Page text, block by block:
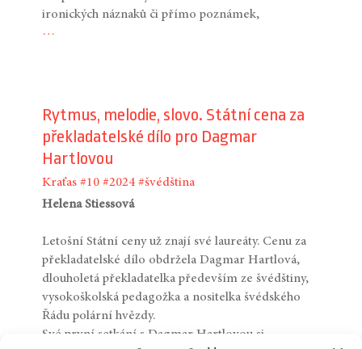
ironických náznaků či přímo poznámek,
…
Rytmus, melodie, slovo. Státní cena za
překladatelské dílo pro Dagmar
Hartlovou
Kraťas #10 #2024 #švédština
Helena Stiessová
Letošní Státní ceny už znají své laureáty. Cenu za
překladatelské dílo obdržela Dagmar Hartlová,
dlouholetá překladatelka především ze švédštiny,
vysokoškolská pedagožka a nositelka švédského
Řádu polární hvězdy.
Své první setkání s Dagmar Hartlovou si